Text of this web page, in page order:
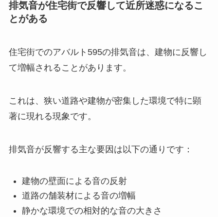
排気音が住宅街で反響して近所迷惑になるこ
とがある
住宅街でのアバルト595の排気音は、建物に反響し
て増幅されることがあります。
これは、狭い道路や建物が密集した環境で特に顕
著に現れる現象です。
排気音が反響する主な要因は以下の通りです：
建物の壁面による音の反射
道路の舗装材による音の増幅
静かな環境での相対的な音の大きさ